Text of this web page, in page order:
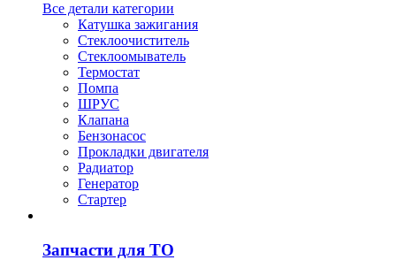
Все детали категории
Катушка зажигания
Стеклоочиститель
Стеклоомыватель
Термостат
Помпа
ШРУС
Клапана
Бензонасос
Прокладки двигателя
Радиатор
Генератор
Стартер
Запчасти для ТО